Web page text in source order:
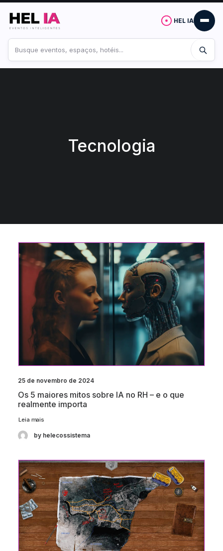
HEL IA
no
site
Tecnologia
25 de novembro de 2024
Os 5 maiores mitos sobre IA no RH – e o que
realmente importa
Leia mais
by helecossistema